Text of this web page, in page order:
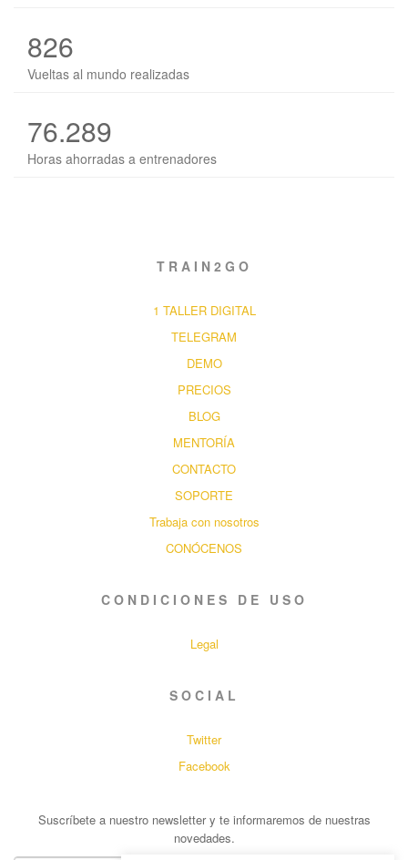
826
Vueltas al mundo realizadas
76.289
Horas ahorradas a entrenadores
TRAIN2GO
1 TALLER DIGITAL
TELEGRAM
DEMO
PRECIOS
BLOG
MENTORÍA
CONTACTO
SOPORTE
Trabaja con nosotros
CONÓCENOS
CONDICIONES DE USO
Legal
SOCIAL
Twitter
Facebook
Suscríbete a nuestro newsletter y te informaremos de nuestras
novedades.